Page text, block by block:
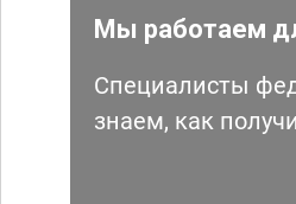
Мы работаем
Специалисты
знаем, как